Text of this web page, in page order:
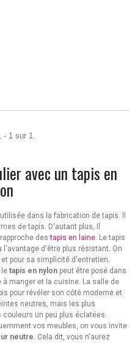
- 1 sur 1.
avec un tapis en
dans la fabrication de tapis. Il
de tapis. D'autant plus, il
destapis en laine. Le tapis
d'être plus résistant. On
pour sa simplicité d'entretien.
le tapis en nylon peut être posé dans
manger et la cuisine. La salle de
pour révéler son côté moderne et
neutres, mais les plus
un peu plus éclatées.
vos meubles, on vous invite
neutre. Cela dit, vous n'aurez